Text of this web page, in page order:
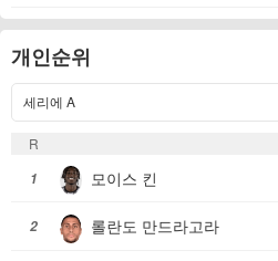
개인순위
세리에 A
R
1
모이스 킨
2 롤란도 만드라고라